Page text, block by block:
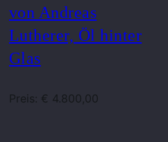
von Andreas
Lutherer, Öl hinter
Glas
Preis: € 4.800,00